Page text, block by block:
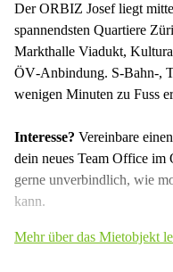
Der ORBIZ Josef liegt
spannendsten Quartiere
Markthalle Viadukt,
ÖV‑Anbindung. S‑Bahn‑,
wenigen Minuten zu Fuss
Interesse? Vereinbare
dein neues Team Office
gerne unverbindlich, wie
kann.
Mehr über das Mietobjekt